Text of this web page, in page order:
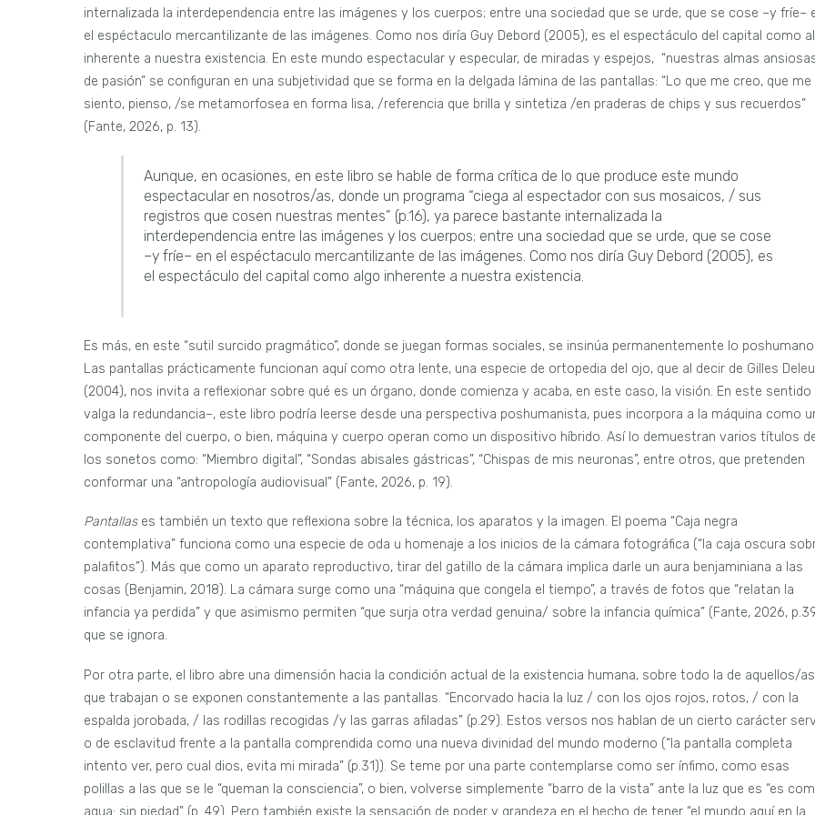
internalizada la interdependencia entre las imágenes y los cuerpos; entre una sociedad que se urde, que se cose –y fríe–
el espéctaculo mercantilizante de las imágenes. Como nos diría Guy Debord (2005), es el espectáculo del capital como
inherente a nuestra existencia. En este mundo espectacular y especular, de miradas y espejos, “nuestras almas
de pasión” se configuran en una subjetividad que se forma en la delgada lámina de las pantallas: “Lo que me creo, que me
siento, pienso, /se metamorfosea en forma lisa, /referencia que brilla y sintetiza /en praderas de chips y sus recuerdos”
(Fante, 2026, p. 13).
Aunque, en ocasiones, en este libro se hable de forma crítica de lo que produce este mundo
espectacular en nosotros/as, donde un programa “ciega al espectador con sus mosaicos, / sus
registros que cosen nuestras mentes” (p.16), ya parece bastante internalizada la
interdependencia entre las imágenes y los cuerpos; entre una sociedad que se urde, que se cose
–y fríe– en el espéctaculo mercantilizante de las imágenes. Como nos diría Guy Debord (2005), es
el espectáculo del capital como algo inherente a nuestra existencia.
Es más, en este “sutil surcido pragmático”, donde se juegan formas sociales, se insinúa permanentemente lo poshumano.
Las pantallas prácticamente funcionan aquí como otra lente, una especie de ortopedia del ojo, que al decir de Gilles
(2004), nos invita a reflexionar sobre qué es un órgano, donde comienza y acaba, en este caso, la visión. En este sentido
valga la redundancia–, este libro podría leerse desde una perspectiva poshumanista, pues incorpora a la máquina como
componente del cuerpo, o bien, máquina y cuerpo operan como un dispositivo híbrido. Así lo demuestran varios títulos
los sonetos como: “Miembro digital”, “Sondas abisales gástricas”, “Chispas de mis neuronas”, entre otros, que pretenden
conformar una “antropología audiovisual” (Fante, 2026, p. 19).
Pantallases también un texto que reflexiona sobre la técnica, los aparatos y la imagen. El poema “Caja negra
contemplativa” funciona como una especie de oda u homenaje a los inicios de la cámara fotográfica (“la caja oscura
palafitos”). Más que como un aparato reproductivo, tirar del gatillo de la cámara implica darle un aura benjaminiana a las
cosas (Benjamin, 2018). La cámara surge como una “máquina que congela el tiempo”, a través de fotos que “relatan la
infancia ya perdida” y que asimismo permiten “que surja otra verdad genuina/ sobre la infancia química” (Fante, 2026,
que se ignora.
Por otra parte, el libro abre una dimensión hacia la condición actual de la existencia humana, sobre todo la de aquellos/as
que trabajan o se exponen constantemente a las pantallas. “Encorvado hacia la luz / con los ojos rojos, rotos, / con la
espalda jorobada, / las rodillas recogidas /y las garras afiladas” (p.29). Estos versos nos hablan de un cierto carácter
o de esclavitud frente a la pantalla comprendida como una nueva divinidad del mundo moderno (“la pantalla completa
intento ver, pero cual dios, evita mi mirada” (p.31)). Se teme por una parte contemplarse como ser ínfimo, como esas
polillas a las que se le “queman la consciencia”, o bien, volverse simplemente “barro de la vista” ante la luz que es “es
agua: sin piedad” (p. 49). Pero también existe la sensación de poder y grandeza en el hecho de tener “el mundo aquí en la